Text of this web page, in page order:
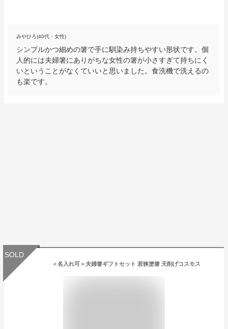
みやひろ(40代・女性)
シンプルかつ細めの箸で手に馴染み持ちやすい形状です。個
人的には夫婦箸にありがちな女性の箸が小さすぎて持ちにく
いということがなくていいと思いました。食洗機で洗えるの
も楽です。
SOLD
＜名入れ可＞夫婦箸ギフトセット 若狭塗箸 天削げコスモス